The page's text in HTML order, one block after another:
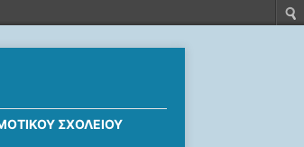
ΣΧΟΛΕΊΟΥ